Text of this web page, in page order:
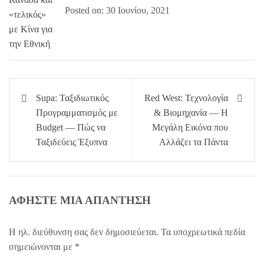
Posted on: 30 Ιουνίου, 2021
Πλοήγηση
άρθρων
Supa: Ταξιδιωτικός
Προγραμματισμός με
Budget — Πώς να
Ταξιδεύεις Έξυπνα
Red West: Τεχνολογία
& Βιομηχανία — Η
Μεγάλη Εικόνα που
Αλλάζει τα Πάντα
ΑΦΉΣΤΕ ΜΙΑ ΑΠΆΝΤΗΣΗ
Η ηλ. διεύθυνση σας δεν δημοσιεύεται. Τα υποχρεωτικά πεδία
σημειώνονται με *